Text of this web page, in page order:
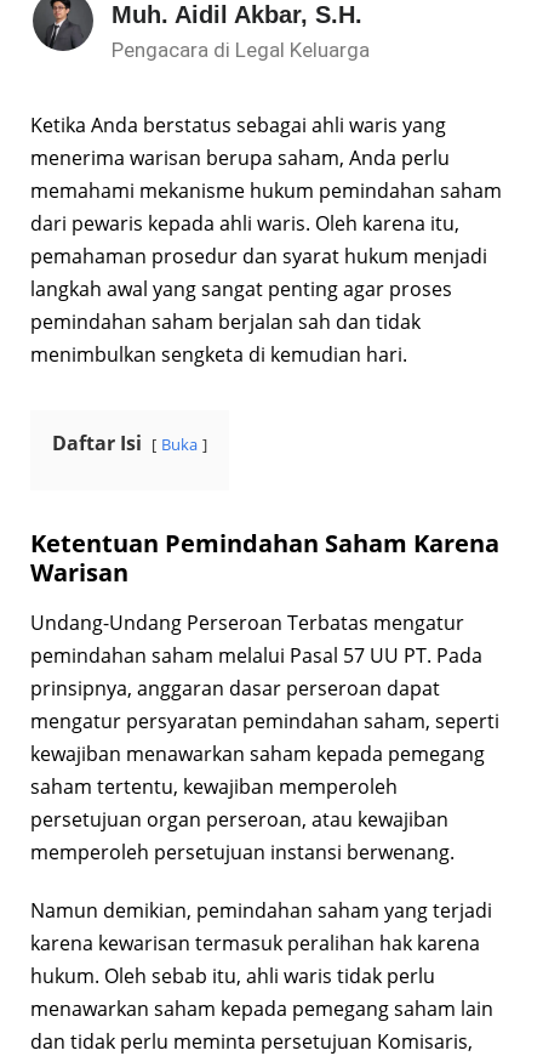
Muh. Aidil Akbar, S.H.
Pengacara di Legal Keluarga
Ketika Anda berstatus sebagai ahli waris yang
menerima warisan berupa saham, Anda perlu
memahami mekanisme hukum pemindahan saham
dari pewaris kepada ahli waris. Oleh karena itu,
pemahaman prosedur dan syarat hukum menjadi
langkah awal yang sangat penting agar proses
pemindahan saham berjalan sah dan tidak
menimbulkan sengketa di kemudian hari.
Daftar Isi Buka
Ketentuan Pemindahan Saham Karena
Warisan
Undang-Undang Perseroan Terbatas mengatur
pemindahan saham melalui Pasal 57 UU PT. Pada
prinsipnya, anggaran dasar perseroan dapat
mengatur persyaratan pemindahan saham, seperti
kewajiban menawarkan saham kepada pemegang
saham tertentu, kewajiban memperoleh
persetujuan organ perseroan, atau kewajiban
memperoleh persetujuan instansi berwenang.
Namun demikian, pemindahan saham yang terjadi
karena kewarisan termasuk peralihan hak karena
hukum. Oleh sebab itu, ahli waris tidak perlu
menawarkan saham kepada pemegang saham lain
dan tidak perlu meminta persetujuan Komisaris,